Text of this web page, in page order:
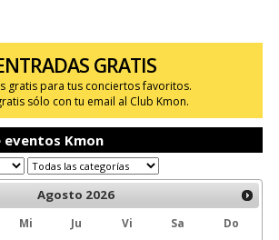
GRATIS
gratis para tus conciertos favoritos.
sólo con tu email al Club Kmon.
eventos Kmon
Agosto 2026
Mi Ju Vi Sa
Do